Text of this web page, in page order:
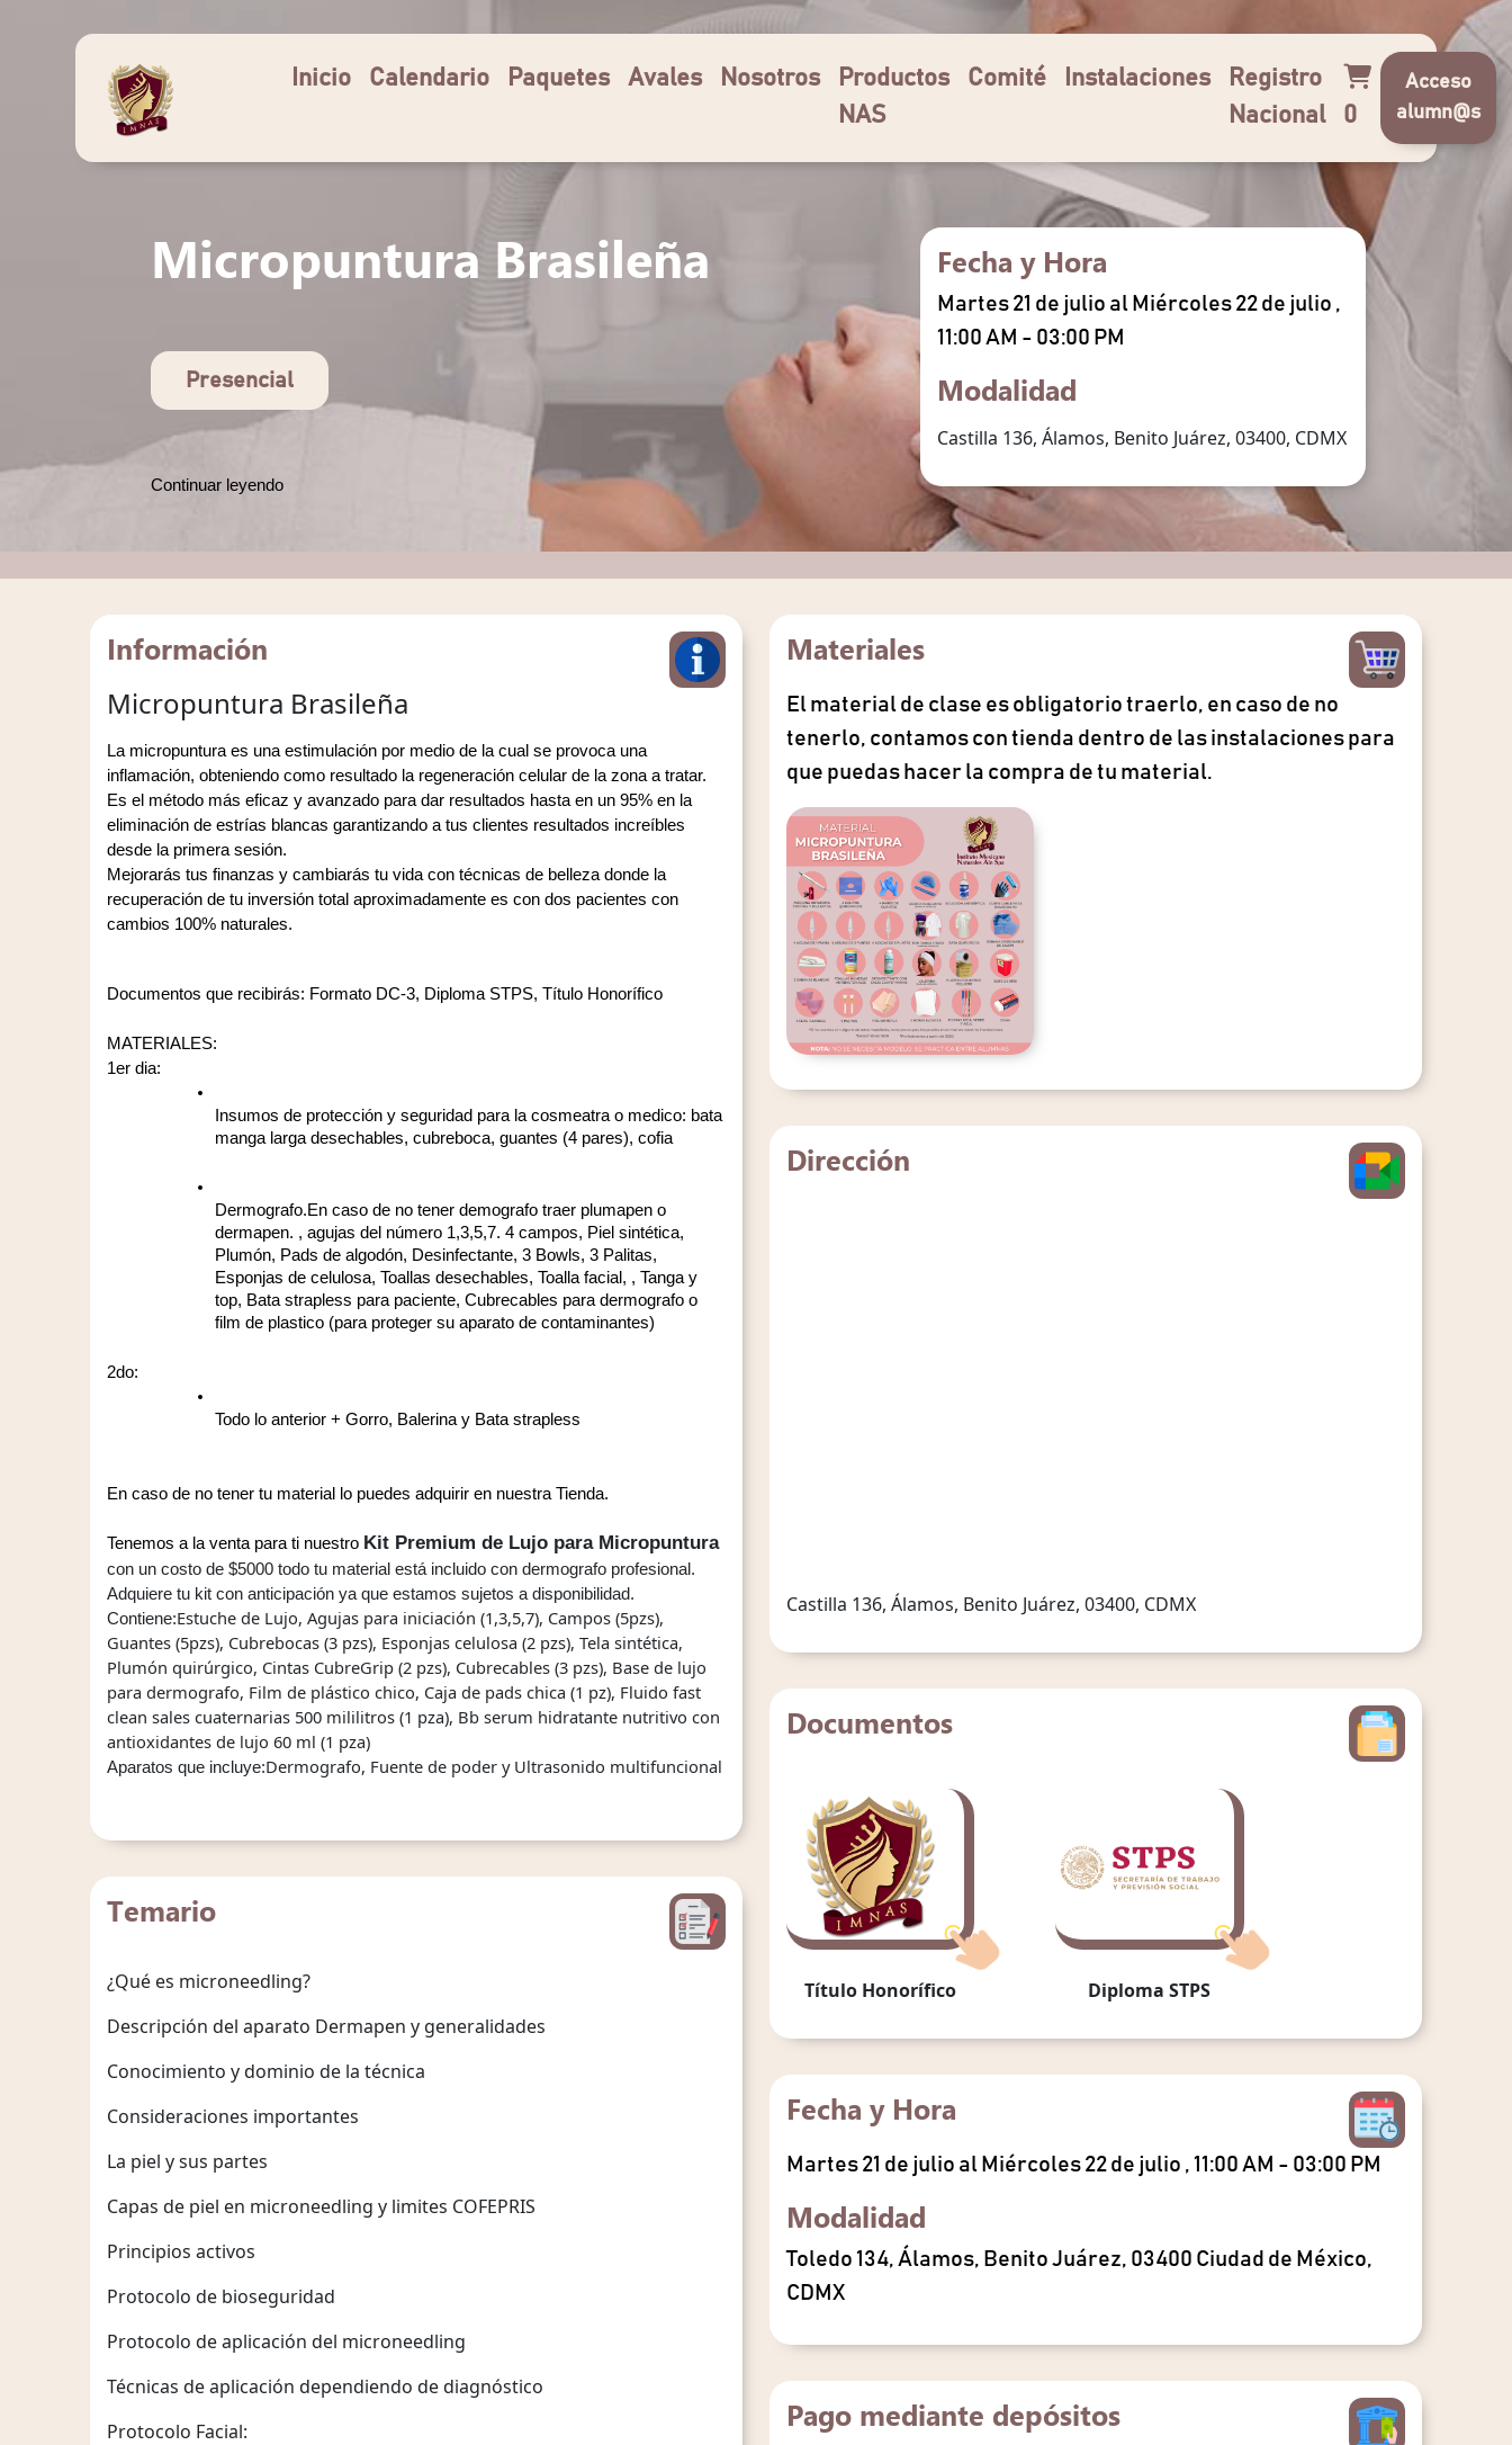
Inicio Calendario Paquetes Avales Nosotros
Productos
NAS
Comité Instalaciones
Registro
Nacional
0
Acceso
alumn@s
Micropuntura Brasileña
Presencial
Continuar leyendo
Fecha y Hora
Martes 21 de julio al Miércoles 22 de julio ,
11:00 AM - 03:00 PM
Modalidad
Castilla 136, Álamos, Benito Juárez, 03400, CDMX
Información
Micropuntura Brasileña
La micropuntura es una estimulación por medio de la cual se provoca una
inflamación, obteniendo como resultado la regeneración celular de la zona a tratar.
Es el método más eficaz y avanzado para dar resultados hasta en un 95% en la
eliminación de estrías blancas garantizando a tus clientes resultados increíbles
desde la primera sesión.
Mejorarás tus finanzas y cambiarás tu vida con técnicas de belleza donde la
recuperación de tu inversión total aproximadamente es con dos pacientes con
cambios 100% naturales.
Documentos que recibirás: Formato DC-3, Diploma STPS, Título Honorífico
MATERIALES:
1er dia:
Insumos de protección y seguridad para la cosmeatra o medico: bata
manga larga desechables, cubreboca, guantes (4 pares), cofia
Dermografo.En caso de no tener demografo traer plumapen o
dermapen. , agujas del número 1,3,5,7. 4 campos, Piel sintética,
Plumón, Pads de algodón, Desinfectante, 3 Bowls, 3 Palitas,
Esponjas de celulosa, Toallas desechables, Toalla facial, , Tanga y
top, Bata strapless para paciente, Cubrecables para dermografo o
film de plastico (para proteger su aparato de contaminantes)
2do:
Todo lo anterior + Gorro, Balerina y Bata strapless
En caso de no tener tu material lo puedes adquirir en nuestra Tienda.
Tenemos a la venta para ti nuestro Kit Premium de Lujo para Micropuntura
con un costo de $5000 todo tu material está incluido con dermografo profesional.
Adquiere tu kit con anticipación ya que estamos sujetos a disponibilidad.
Contiene:Estuche de Lujo, Agujas para iniciación (1,3,5,7),
Guantes (5pzs), Cubrebocas (3 pzs), Esponjas celulosa (2 pzs),
Plumón quirúrgico, Cintas CubreGrip (2 pzs), Cubrecables (3 pzs), Base de lujo
para dermografo, Film de plástico chico, Caja de pads chica (1 pz), Fluido fast
clean sales cuaternarias 500 mililitros (1 pza), Bb serum hidratante nutritivo con
antioxidantes de lujo 60 ml (1 pza)
Aparatos que incluye:Dermografo, Fuente de poder y Ultrasonido multifuncional
Temario
¿Qué es microneedling?
Descripción del aparato Dermapen y generalidades
Conocimiento y dominio de la técnica
Consideraciones importantes
La piel y sus partes
Capas de piel en microneedling y limites COFEPRIS
Principios activos
Protocolo de bioseguridad
Protocolo de aplicación del microneedling
Técnicas de aplicación dependiendo de diagnóstico
Protocolo Facial:
Materiales
El material de clase es obligatorio traerlo, en caso de no
tenerlo, contamos con tienda dentro de las instalaciones para
que puedas hacer la compra de tu material.
Dirección
Castilla 136, Álamos, Benito Juárez, 03400, CDMX
Documentos
Título Honorífico Diploma STPS
Fecha y Hora
Martes 21 de julio al Miércoles 22 de julio , 11:00 AM - 03:00 PM
Modalidad
Toledo 134, Álamos, Benito Juárez, 03400 Ciudad de México,
CDMX
Pago mediante depósitos